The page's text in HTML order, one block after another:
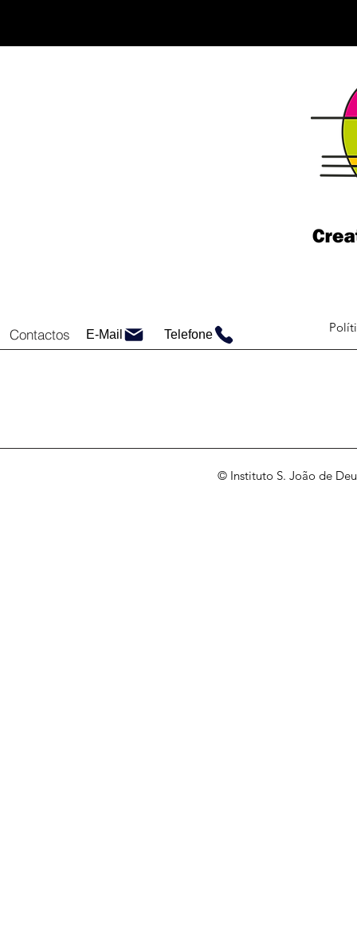
Contactos Telefone
E-Mail
© Instituto S. João de